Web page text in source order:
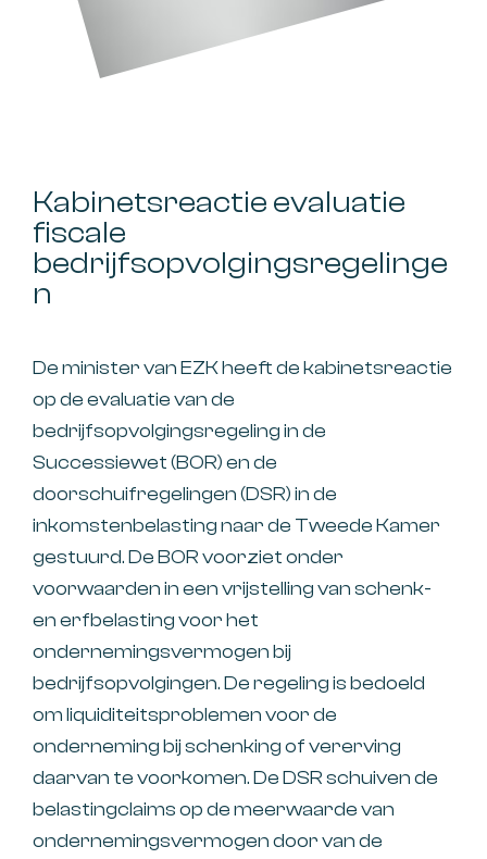
Kabinetsreactie evaluatie
fiscale
bedrijfsopvolgingsregelinge
n
De minister van EZK heeft de kabinetsreactie
op de evaluatie van de
bedrijfsopvolgingsregeling in de
Successiewet (BOR) en de
doorschuifregelingen (DSR) in de
inkomstenbelasting naar de Tweede Kamer
gestuurd. De BOR voorziet onder
voorwaarden in een vrijstelling van schenk-
en erfbelasting voor het
ondernemingsvermogen bij
bedrijfsopvolgingen. De regeling is bedoeld
om liquiditeitsproblemen voor de
onderneming bij schenking of vererving
daarvan te voorkomen. De DSR schuiven de
belastingclaims op de meerwaarde van
ondernemingsvermogen door van de